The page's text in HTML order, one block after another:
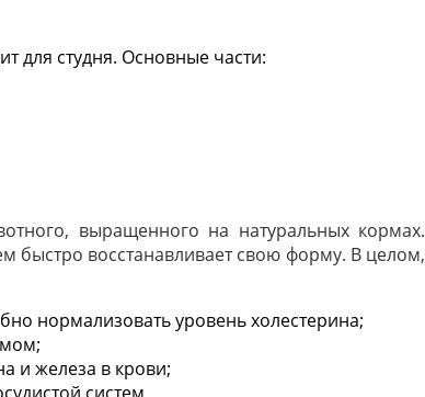
для студня. Основные части:
выращенного на натуральных кормах.
быстро восстанавливает свою форму. В целом,
нормализовать уровень холестерина;
и железа в крови;